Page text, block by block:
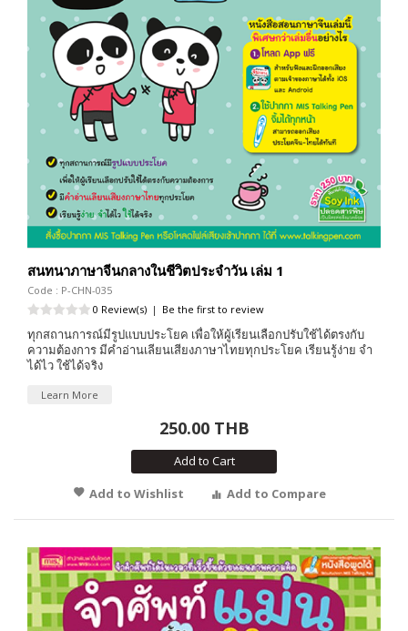
สนทนาภาษาจีนกลางในชีวิตประจำวัน เล่ม 1
Code : P-CHN-035
0 Review(s) | Be the first to review
ทุกสถานการณ์มีรูปแบบประโยค เพื่อให้ผู้เรียนเลือกปรับใช้ได้ตรงกับ
ความต้องการ มีคำอ่านเลียนเสียงภาษาไทยทุกประโยค เรียนรู้ง่าย จำ
ได้ไว ใช้ได้จริง
Learn More
250.00 THB
Add to Cart
Add to Wishlist
Add to Compare